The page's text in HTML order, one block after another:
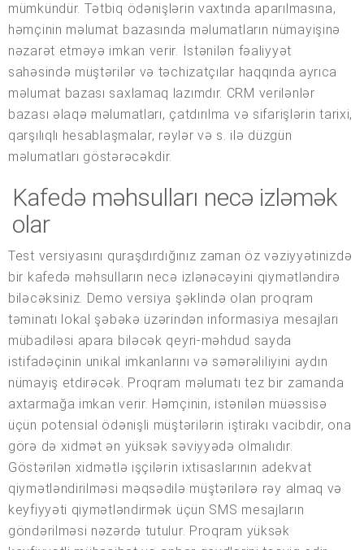
mümkündür. Tətbiq ödənişlərin vaxtında aparılmasına,
həmçinin məlumat bazasında məlumatların nümayişinə
nəzarət etməyə imkan verir. İstənilən fəaliyyət
sahəsində müştərilər və təchizatçılar haqqında ayrıca
məlumat bazası saxlamaq lazımdır. CRM verilənlər
bazası əlaqə məlumatları, çatdırılma və sifarişlərin tarixi,
qarşılıqlı hesablaşmalar, rəylər və s. ilə düzgün
məlumatları göstərəcəkdir.
Kafedə məhsulları necə izləmək
olar
Test versiyasını quraşdırdığınız zaman öz vəziyyətinizdə
bir kafedə məhsulların necə izlənəcəyini qiymətləndirə
biləcəksiniz. Demo versiya şəklində olan proqram
təminatı lokal şəbəkə üzərindən informasiya mesajları
mübadiləsi apara biləcək qeyri-məhdud sayda
istifadəçinin unikal imkanlarını və səmərəliliyini aydın
nümayiş etdirəcək. Proqram məlumatı tez bir zamanda
axtarmağa imkan verir. Həmçinin, istənilən müəssisə
üçün potensial ödənişli müştərilərin iştirakı vacibdir, ona
görə də xidmət ən yüksək səviyyədə olmalıdır.
Göstərilən xidmətlə işçilərin ixtisaslarının adekvat
qiymətləndirilməsi məqsədilə müştərilərə rəy almaq və
keyfiyyəti qiymətləndirmək üçün SMS mesajların
göndərilməsi nəzərdə tutulur. Proqram yüksək